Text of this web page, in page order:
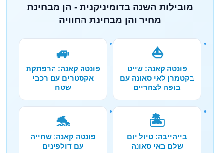
מובילות השנה בדומיניקנית - הן מבחינת
מחיר והן מבחינת החוויה
⛵
פונטה קאנה: שייט
בקטמרן לאי סאונה עם
בופה לצהריים
🚙
פונטה קאנה: הרפתקת
אקסטרים עם רכבי
שטח
🏝️
בייהייבה: טיול יום
שלם באי סאונה
🐬
פונטה קאנה: שחייה
עם דולפינים